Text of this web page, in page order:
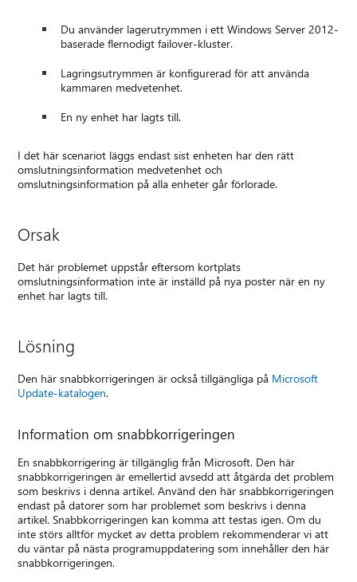
Du använder lagerutrymmen i ett Windows Server 2012-
baserade flernodigt failover-kluster.
Lagringsutrymmen är konfigurerad för att använda
kammaren medvetenhet.
En ny enhet har lagts till.
I det här scenariot läggs endast sist enheten har den rätt
omslutningsinformation medvetenhet och
omslutningsinformation på alla enheter går förlorade.
Orsak
Det här problemet uppstår eftersom kortplats
omslutningsinformation inte är inställd på nya poster när en ny
enhet har lagts till.
Lösning
Den här snabbkorrigeringen är också tillgängliga på Microsoft
Update-katalogen.
Information om snabbkorrigeringen
En snabbkorrigering är tillgänglig från Microsoft. Den här
snabbkorrigeringen är emellertid avsedd att åtgärda det problem
som beskrivs i denna artikel. Använd den här snabbkorrigeringen
endast på datorer som har problemet som beskrivs i denna
artikel. Snabbkorrigeringen kan komma att testas igen. Om du
inte störs alltför mycket av detta problem rekommenderar vi att
du väntar på nästa programuppdatering som innehåller den här
snabbkorrigeringen.